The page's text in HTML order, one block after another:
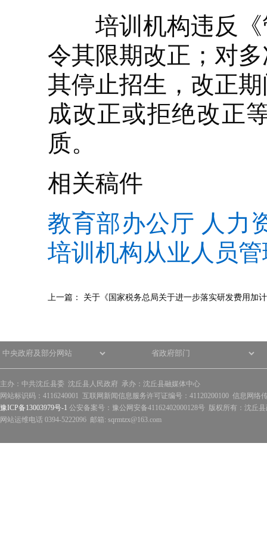
培训机构违反《
令其限期改正；对
其停止招生，改正
成改正或拒绝改正
质。
相关稿件
教育部办公厅 人力
培训机构从业人员
上一篇： 关于《国家税务总局关于进一步落实研发费用加
主办：中共沈丘县委 沈丘县人民政府 承办：沈丘县融媒体中心
网站标识码：4116240001 互联网新闻信息服务许可证编号：41120200100 信息网络
豫ICP备13003979号-1 公安备案号：豫公网安备41162402000128号 版权所有：沈丘
网站运维电话 0394-5222096 邮箱: sqrmtzx@163.com